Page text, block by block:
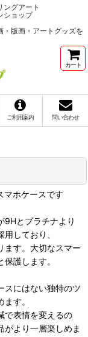
ングアート
ショップ
・版画・アートグッズを
カート
ご利用案内 問い合わせ
ホケースです
9Hとプラチナより
しており、
ます。大切なスマー
保護します。
スにはない独特のツ
す。
で表情を変えるの
がより一層楽しめま